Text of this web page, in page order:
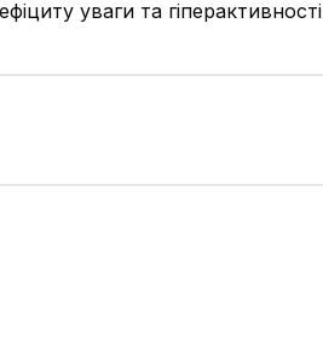
уваги та гіперактивності